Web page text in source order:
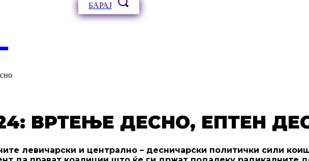
БАРАЈ
ВРТЕЊЕ ДЕСНО, ЕПТЕН
левичарски и централно – десничарски политички сили